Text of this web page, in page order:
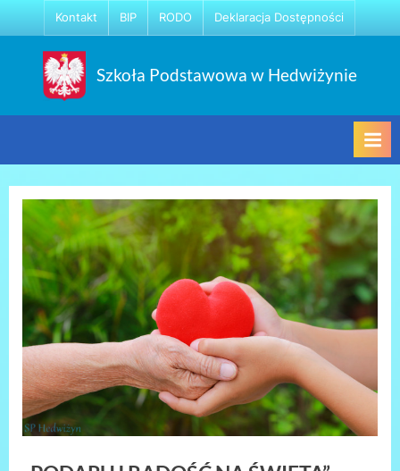
to
content
Kontakt BIP RODO Deklaracja Dostępności
Szkoła Podstawowa w Hedwiżynie